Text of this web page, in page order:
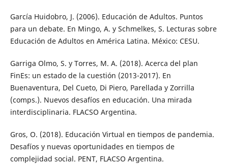
García Huidobro, J. (2006). Educación de Adultos. Puntos
para un debate. En Mingo, A. y Schmelkes, S. Lecturas sobre
Educación de Adultos en América Latina. México: CESU.
Garriga Olmo, S. y Torres, M. A. (2018). Acerca del plan
FinEs: un estado de la cuestión (2013-2017). En
Buenaventura, Del Cueto, Di Piero, Parellada y Zorrilla
(comps.). Nuevos desafíos en educación. Una mirada
interdisciplinaria. FLACSO Argentina.
Gros, O. (2018). Educación Virtual en tiempos de pandemia.
Desafíos y nuevas oportunidades en tiempos de
complejidad social. PENT, FLACSO Argentina.